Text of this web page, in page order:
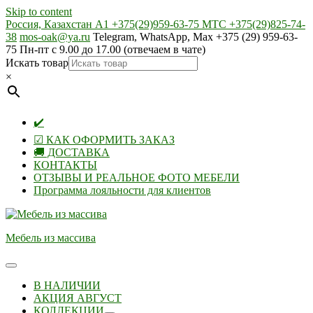
Skip to content
Россия, Казахстан А1 +375(29)959-63-75 МТС +375(29)825-74-
38 mos-oak@ya.ru Telegram, WhatsApp, Max +375 (29) 959-63-
75 Пн-пт с 9.00 до 17.00 (отвечаем в чате)
Искать товар
×
✔️
☑ КАК ОФОРМИТЬ ЗАКАЗ
🚚 ДОСТАВКА
КОНТАКТЫ
ОТЗЫВЫ И РЕАЛЬНОЕ ФОТО МЕБЕЛИ
Программа лояльности для клиентов
Мебель из массива
В НАЛИЧИИ
АКЦИЯ АВГУСТ
КОЛЛЕКЦИИ